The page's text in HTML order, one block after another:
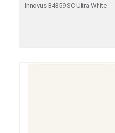
Innovus B4359 SC Ultra White